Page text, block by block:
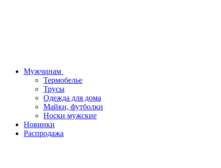
Мужчинам
Термобелье
Трусы
Одежда для дома
Майки, футболки
Носки мужские
Новинки
Распродажа